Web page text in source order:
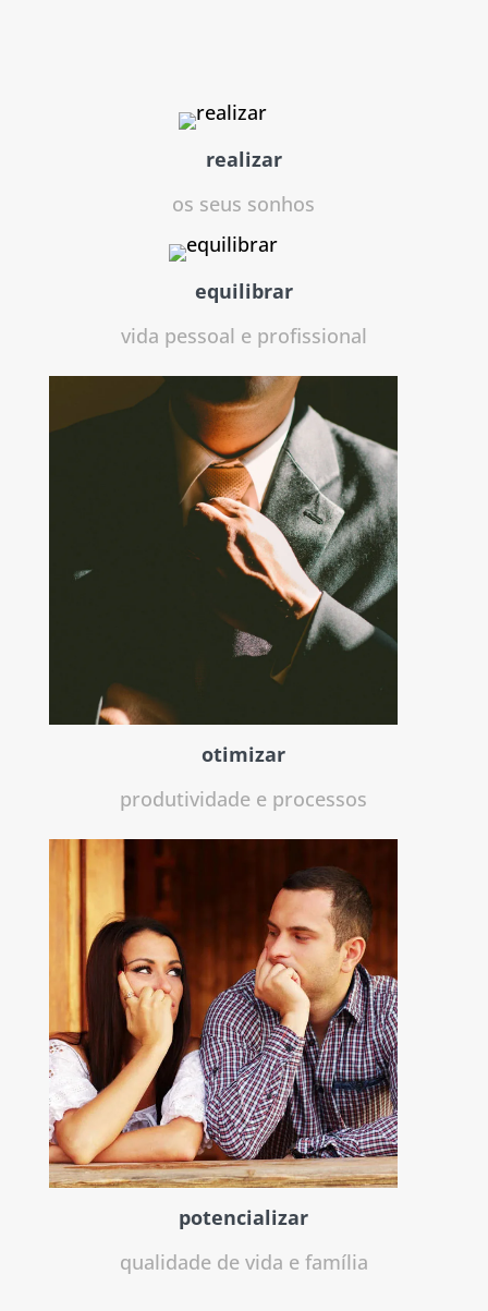
realizar
os seus sonhos
equilibrar
vida pessoal e profissional
otimizar
produtividade e processos
potencializar
qualidade de vida e família